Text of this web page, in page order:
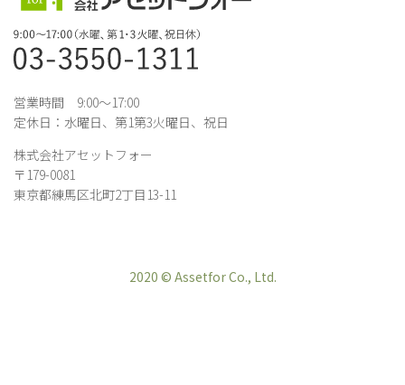
営業時間 9:00～17:00
定休日：水曜日、第1第3火曜日、祝日
株式会社アセットフォー
〒179-0081
東京都練馬区北町2丁目13-11
2020 © Assetfor Co., Ltd.